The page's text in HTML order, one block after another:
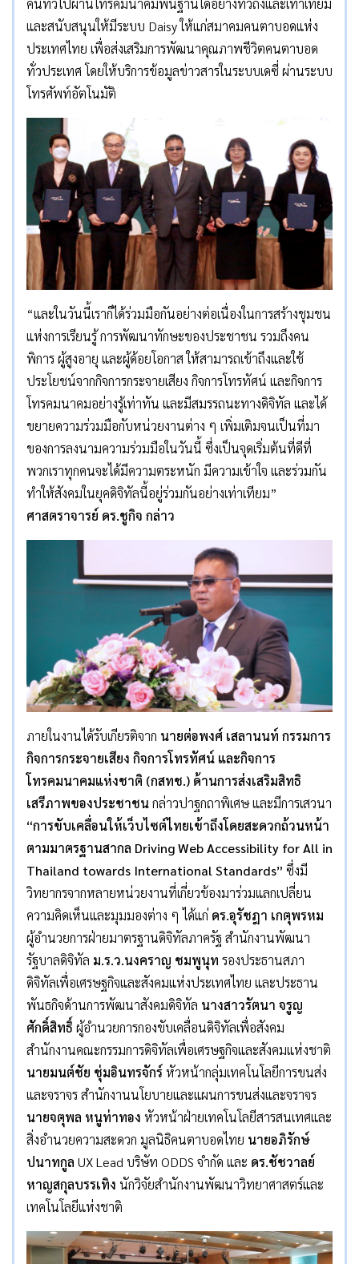
คนทั่วไปผ่านโทรคมนาคมพื้นฐานได้อย่างทั่วถึงและเท่าเทียม
และสนับสนุนให้มีระบบ Daisy ให้แก่สมาคมคนตาบอดแห่ง
ประเทศไทย เพื่อส่งเสริมการพัฒนาคุณภาพชีวิตคนตาบอด
ทั่วประเทศ โดยให้บริการข้อมูลข่าวสารในระบบเดซี่ ผ่านระบบ
โทรศัพท์อัตโนมัติ
“และในวันนี้เราก็ได้ร่วมมือกันอย่างต่อเนื่องในการสร้างชุมชน
แห่งการเรียนรู้ การพัฒนาทักษะของประชาชน รวมถึงคน
พิการ ผู้สูงอายุ และผู้ด้อยโอกาส ให้สามารถเข้าถึงและใช้
ประโยชน์จากกิจการกระจายเสียง กิจการโทรทัศน์ และกิจการ
โทรคมนาคมอย่างรู้เท่าทัน และมีสมรรถนะทางดิจิทัล และได้
ขยายความร่วมมือกับหน่วยงานต่าง ๆ เพิ่มเติมจนเป็นที่มา
ของการลงนามความร่วมมือในวันนี้ ซึ่งเป็นจุดเริ่มต้นที่ดีที่
พวกเราทุกคนจะได้มีความตระหนัก มีความเข้าใจ และร่วมกัน
ทำให้สังคมในยุคดิจิทัลนี้อยู่ร่วมกันอย่างเท่าเทียม”
ศาสตราจารย์ ดร.ชูกิจ กล่าว
ภายในงานได้รับเกียรติจาก นายต่อพงศ์ เสลานนท์ กรรมการ
กิจการกระจายเสียง กิจการโทรทัศน์ และกิจการ
โทรคมนาคมแห่งชาติ (กสทช.) ด้านการส่งเสริมสิทธิ
เสรีภาพของประชาชนกล่าวปาฐกถาพิเศษ และมีการเสวนา
“การขับเคลื่อนให้เว็บไซต์ไทยเข้าถึงโดยสะดวกถ้วนหน้า
ตามมาตรฐานสากล Driving Web Accessibility for All in
Thailand towards International Standards” ซึ่งมี
วิทยากรจากหลายหน่วยงานที่เกี่ยวข้องมาร่วมแลกเปลี่ยน
ความคิดเห็นและมุมมองต่าง ๆ ได้แก่ ดร.อุรัชฎา เกตุพรหม
ผู้อำนวยการฝ่ายมาตรฐานดิจิทัลภาครัฐ สำนักงานพัฒนา
รัฐบาลดิจิทัล ม.ร.ว.นงคราญ ชมพูนุท รองประธานสภา
ดิจิทัลเพื่อเศรษฐกิจและสังคมแห่งประเทศไทย และประธาน
พันธกิจด้านการพัฒนาสังคมดิจิทัล นางสาวรัตนา จรูญ
ศักดิ์สิทธิ์ ผู้อำนวยการกองขับเคลื่อนดิจิทัลเพื่อสังคม
สำนักงานคณะกรรมการดิจิทัลเพื่อเศรษฐกิจและสังคมแห่งชาติ
นายมนต์ชัย ชุ่มอินทรจักร์หัวหน้ากลุ่มเทคโนโลยีการขนส่ง
และจราจร สำนักงานนโยบายและแผนการขนส่งและจราจร
นายจตุพล หนูท่าทอง หัวหน้าฝ่ายเทคโนโลยีสารสนเทศและ
สิ่งอำนวยความสะดวก มูลนิธิคนตาบอดไทย นายอภิรักษ์
ปนาทกูล UX Lead บริษัท ODDS จำกัด และ ดร.ชัชวาลย์
หาญสกุลบรรเทิง นักวิจัยสำนักงานพัฒนาวิทยาศาสตร์และ
เทคโนโลยีแห่งชาติ